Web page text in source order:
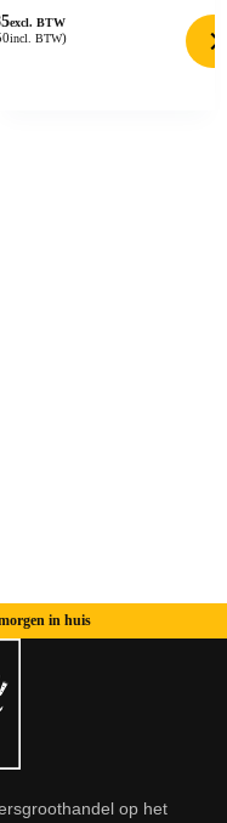
excl. BTW
incl. BTW)
in huis
op het